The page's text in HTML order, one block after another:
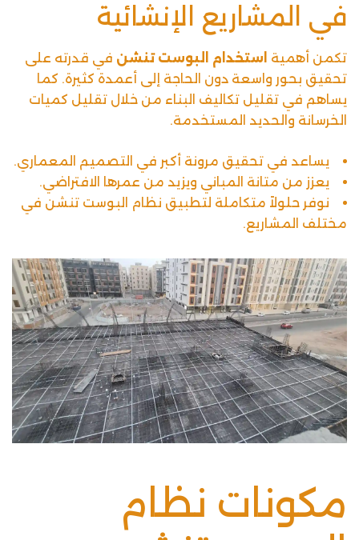
في المشاريع الإنشائية
تكمن أهمية استخدام البوست تنشن في قدرته على
تحقيق بحور واسعة دون الحاجة إلى أعمدة كثيرة. كما
يساهم في تقليل تكاليف البناء من خلال تقليل كميات
الخرسانة والحديد المستخدمة.
يساعد في تحقيق مرونة أكبر في التصميم المعماري.
يعزز من متانة المباني ويزيد من عمرها الافتراضي.
نوفر حلولاً متكاملة لتطبيق نظام البوست تنشن في
مختلف المشاريع.
مكونات نظام